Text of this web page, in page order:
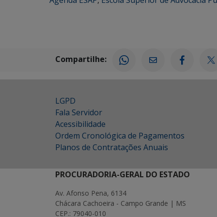
Compartilhe:
LGPD
Fala Servidor
Acessibilidade
Ordem Cronológica de Pagamentos
Planos de Contratações Anuais
PROCURADORIA-GERAL DO ESTADO
Av. Afonso Pena, 6134
Chácara Cachoeira - Campo Grande | MS
CEP.: 79040-010